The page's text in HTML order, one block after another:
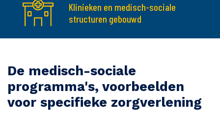
Klinieken en medisch-sociale
structuren gebouwd
De medisch-sociale
programma's, voorbeelden
voor specifieke zorgverlening